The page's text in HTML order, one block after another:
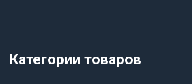
Категории товаров